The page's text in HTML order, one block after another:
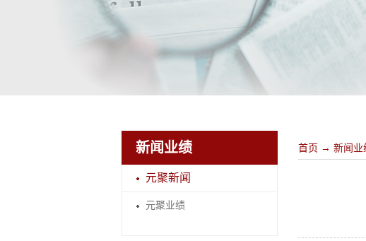
新闻业绩
元聚新闻
元聚业绩
首页 → 新闻业